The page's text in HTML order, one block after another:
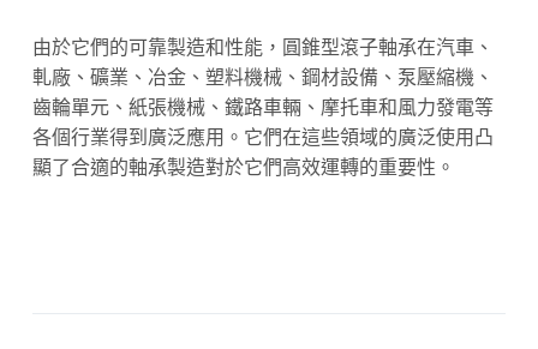
由於它們的可靠製造和性能，圓錐型滾子軸承在汽車、
軋廠、礦業、冶金、塑料機械、鋼材設備、泵壓縮機、
齒輪單元、紙張機械、鐵路車輛、摩托車和風力發電等
各個行業得到廣泛應用。它們在這些領域的廣泛使用凸
顯了合適的軸承製造對於它們高效運轉的重要性。